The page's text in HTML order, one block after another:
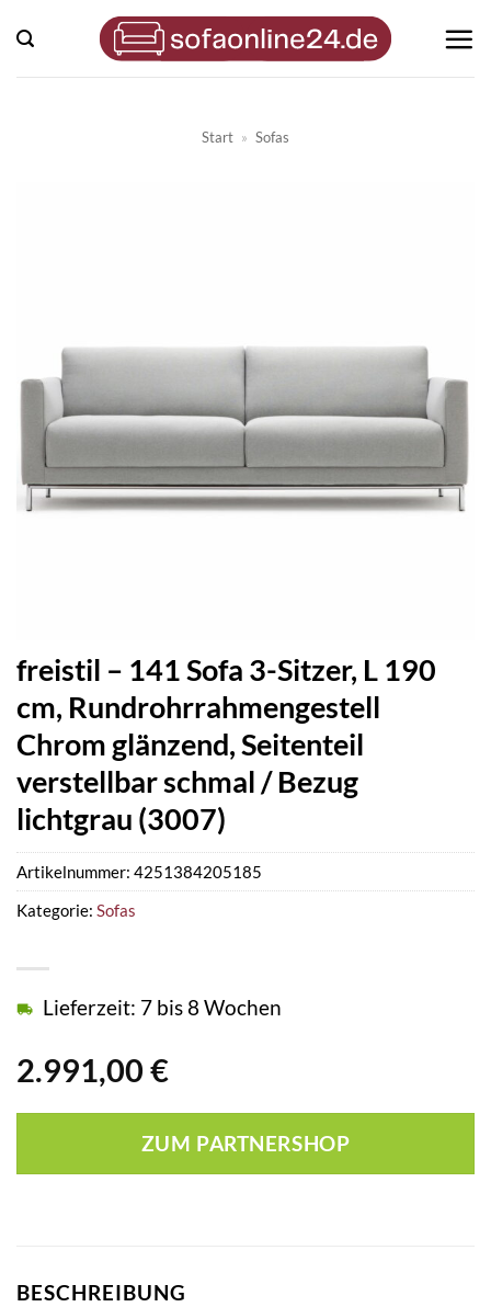
Inhalt
springen
Start » Sofas
freistil – 141 Sofa 3-Sitzer, L 190
cm, Rundrohrrahmengestell
Chrom glänzend, Seitenteil
verstellbar schmal / Bezug
lichtgrau (3007)
2.991,00 €
Lieferzeit: 7 bis 8 Wochen
ZUM PARTNERSHOP
Artikelnummer: 4251384205185
Kategorie: Sofas
BESCHREIBUNG